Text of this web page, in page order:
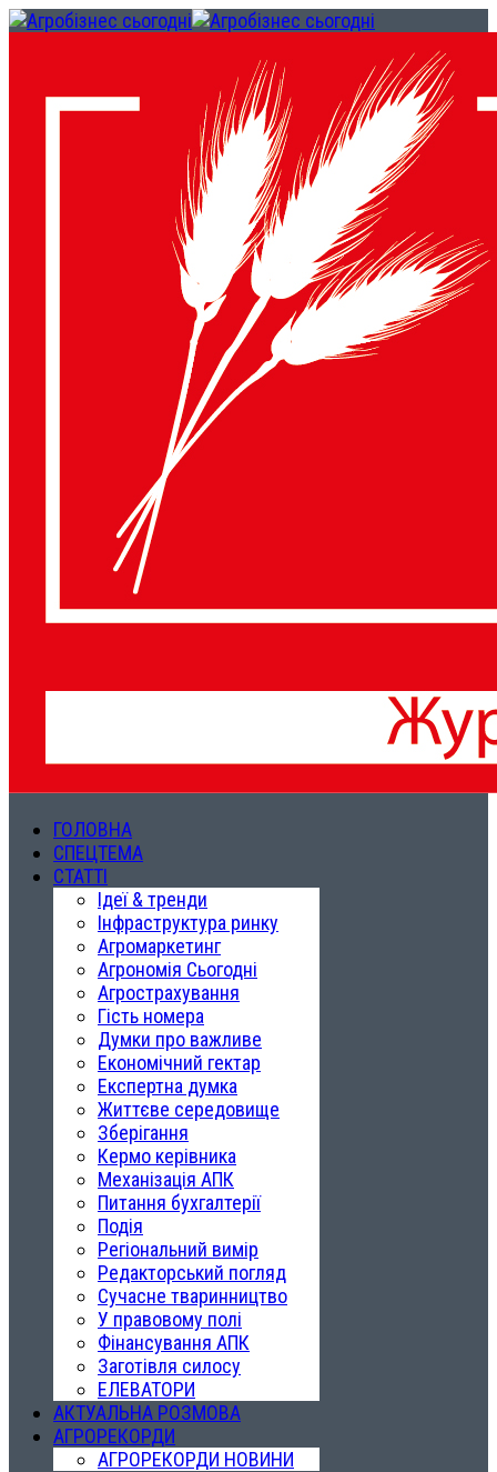
ГОЛОВНА
СПЕЦТЕМА
СТАТТІ
Ідеї & тренди
Інфраструктура ринку
Агромаркетинг
Агрономія Сьогодні
Агрострахування
Гість номера
Думки про важливе
Економічний гектар
Експертна думка
Життєве середовище
Зберігання
Кермо керівника
Механізація АПК
Питання бухгалтерії
Подія
Регіональний вимір
Редакторський погляд
Сучасне тваринництво
У правовому полі
Фінансування АПК
Заготівля силосу
ЕЛЕВАТОРИ
АКТУАЛЬНА РОЗМОВА
АГРОРЕКОРДИ
АГРОРЕКОРДИ НОВИНИ